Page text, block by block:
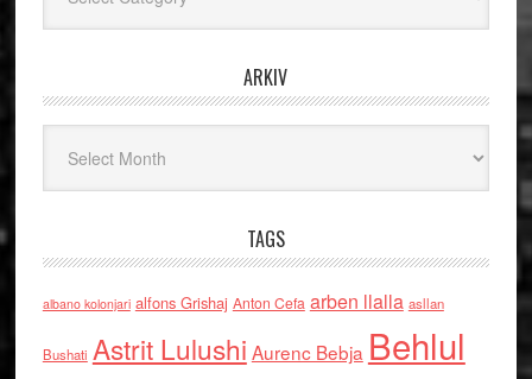
ARKIV
TAGS
albano kolonjari alfons Grishaj Anton Cefa arben llalla asllan
Bushati Astrit Lulushi Aurenc Bebja Behlul